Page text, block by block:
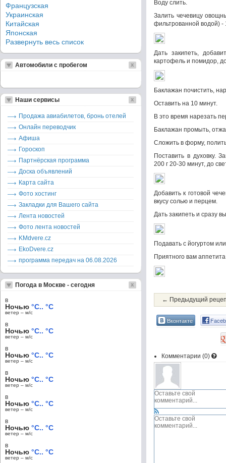
Воду слить.
Залить чечевицу
фильтрованной водой) -
Дать закипеть,
картофель и помидор,
Баклажан почистить,
Оставить на 10 минут.
В это время нарезать
Баклажан промыть,
Сложить в форму,
Поставить в духовку.
200 г 20-30 минут, до
Добавить к готовой
вкусу солью и перцем.
Дать закипеть и сразу
Подавать с йогуртом
Приятного вам
← Предыдущий
Вконтакте
Комментарии (0)
Французская
Украинская
Китайская
Японская
Развернуть весь список
Автомобили с пробегом
Наши сервисы
Продажа авиабилетов, бронь отелей
Онлайн переводчик
Афиша
Гороскоп
Партнёрская программа
Доска объявлений
Карта сайта
Фото хостинг
Закладки для Вашего сайта
Лента новостей
Фото лента новостей
KMdvere.cz
EkoDvere.cz
программа передач на 06.08.2026
Погода в Москве - сегодня
в
Ночью °C.. °C
ветер – м/c
в
Ночью °C.. °C
ветер – м/c
в
Ночью °C.. °C
ветер – м/c
в
Ночью °C.. °C
ветер – м/c
в
Ночью °C.. °C
ветер – м/c
в
Ночью °C.. °C
ветер – м/c
в
Ночью °C.. °C
ветер – м/c